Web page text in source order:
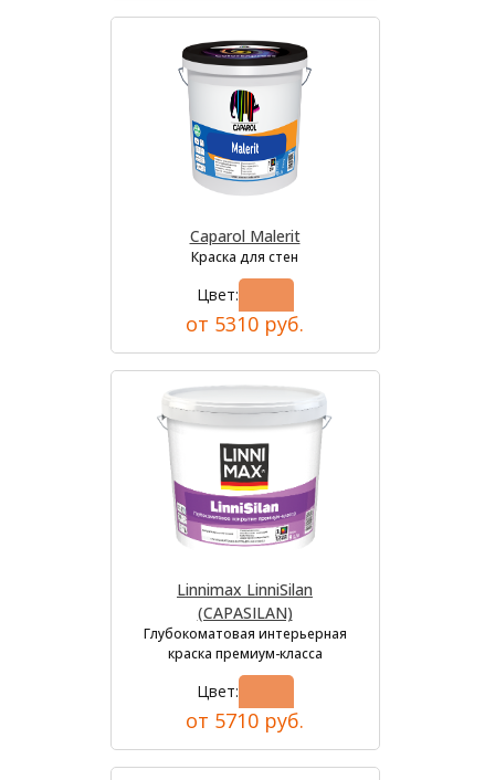
Caparol Malerit
Краска для стен
Цвет:
от 5310 руб.
Linnimax LinniSilan
(CAPASILAN)
Глубокоматовая интерьерная
краска премиум-класса
Цвет:
от 5710 руб.